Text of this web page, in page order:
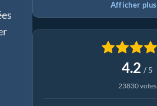
Afficher plus
4.2 / 5
23830 votes